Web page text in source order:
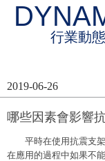
行業動態
2019-06-26
哪些因素會影響
平時在使用抗震支架
在應用的過程中如果不